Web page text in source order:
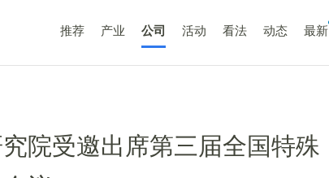
推荐 产业 公司 活动 看法 动态 最新
院受邀出席第三届全国特殊